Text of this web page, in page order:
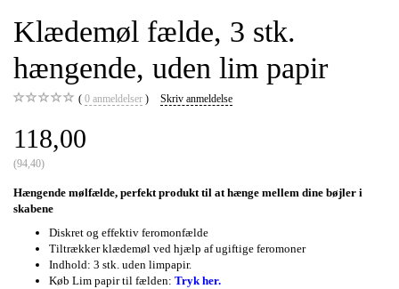
Klædemøl fælde, 3 stk.
hængende, uden lim papir
0 anmeldelser Skriv anmeldelse
118,00
(94,40)
Hængende mølfælde, perfekt produkt til at hænge mellem dine bøjler i
skabene
Diskret og effektiv feromonfælde
Tiltrækker klædemøl ved hjælp af ugiftige feromoner
Indhold: 3 stk. uden limpapir.
Køb Lim papir til fælden: Tryk her.